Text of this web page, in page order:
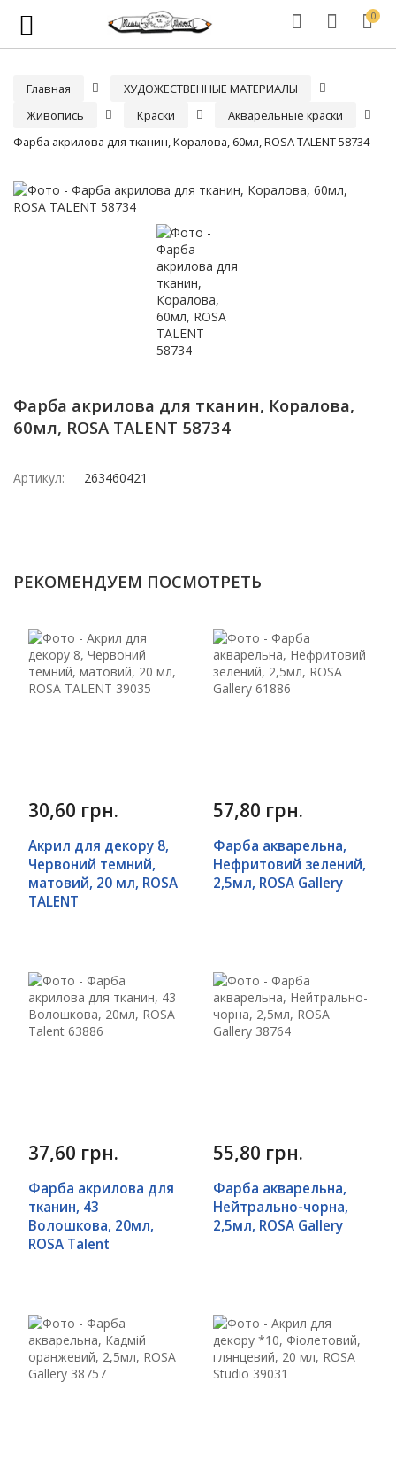
0
Главная
ХУДОЖЕСТВЕННЫЕ МАТЕРИАЛЫ
Живопись
Краски
Акварельные краски
Фарба акрилова для тканин, Коралова, 60мл, ROSA TALENT 58734
Фарба акрилова для тканин, Коралова,
60мл, ROSA TALENT 58734
Артикул: 263460421
РЕКОМЕНДУЕМ ПОСМОТРЕТЬ
30,60 грн.
Акрил для декору 8,
Червоний темний,
матовий, 20 мл, ROSA
TALENT
57,80 грн.
Фарба акварельна,
Нефритовий зелений,
2,5мл, ROSA Gallery
37,60 грн.
Фарба акрилова для
тканин, 43
Волошкова, 20мл,
ROSA Talent
55,80 грн.
Фарба акварельна,
Нейтрально-чорна,
2,5мл, ROSA Gallery